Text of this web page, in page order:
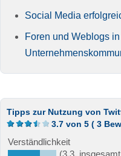
Social Media
Foren und Weblogs
Tipps zur Nutzung von
3.7 von 5 ( 3
Verständlichkeit
(3.3,